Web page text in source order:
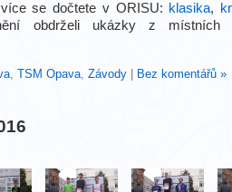
se dočtete v ORISU: klasika,
obdrželi ukázky z místních
, TSM Opava, Závody Bez komentářů »